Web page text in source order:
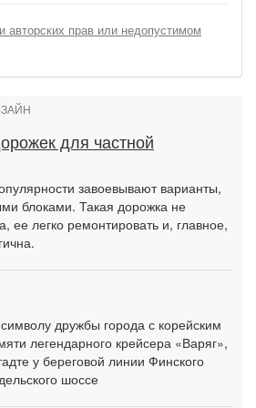
прав или недопустимом
для частной
завоевывают варианты,
блоками. Такая дорожка не
ее легко ремонтировать и, главное,
дружбы города с корейским
легендарного крейсера «Варяг»,
у береговой линии Финского
шоссе